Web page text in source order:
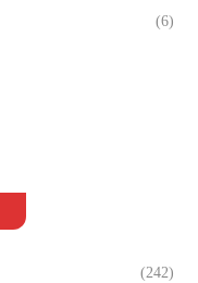
(6)
(242)